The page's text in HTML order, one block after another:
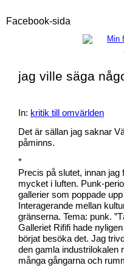
Facebook-sida
jag ville säga
In: kritik till omvärlden
Det är sällan jag saknar
påminns.
*
Precis på slutet, innan
mycket i luften. Punk-
gallerier som poppade
Interagerande mellan
gränserna. Tema: punk.
Galleriet Rififi hade
börjat besöka det. Jag
den gamla industrilokalen
många gångarna och